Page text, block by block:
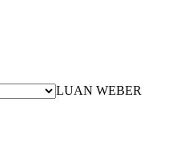
LUAN WEBER